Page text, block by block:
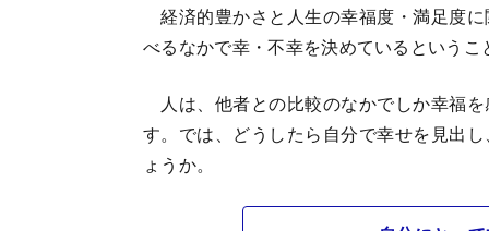
経済的豊かさと人生の幸福度・満足度
べるなかで幸・不幸を決めているというこ
人は、他者との比較のなかでしか幸福
す。では、どうしたら自分で幸せを見出
ょうか。